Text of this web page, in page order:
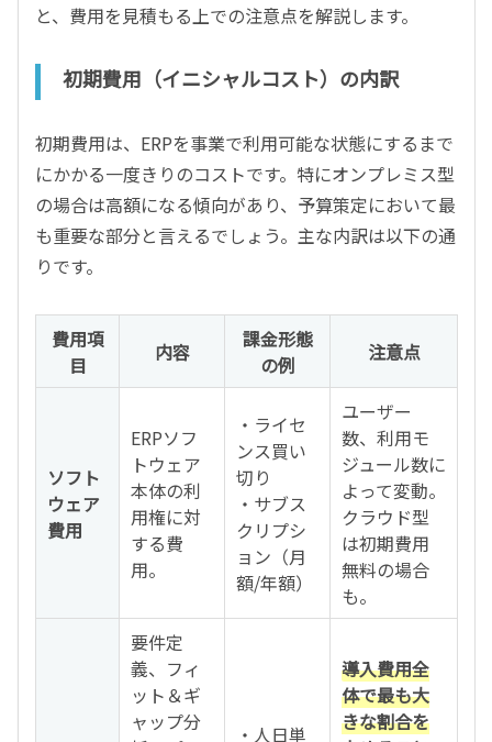
と、費用を見積もる上での注意点を解説します。
初期費用（イニシャルコスト）の内訳
初期費用は、ERPを事業で利用可能な状態にするまで
にかかる一度きりのコストです。特にオンプレミス型
の場合は高額になる傾向があり、予算策定において最
も重要な部分と言えるでしょう。主な内訳は以下の通
りです。
費用項
目
内容
課金形態
の例
注意点
ソフト
ウェア
費用
ERPソフ
トウェア
本体の利
用権に対
する費
用。
・ライセ
ンス買い
切り
・サブス
クリプシ
ョン（月
額/年額）
ユーザー
数、利用モ
ジュール数に
よって変動。
クラウド型
は初期費用
無料の場合
も。
要件定
義、フィ
ット＆ギ
ャップ分
・人日単
導入費用全
体で最も大
きな割合を